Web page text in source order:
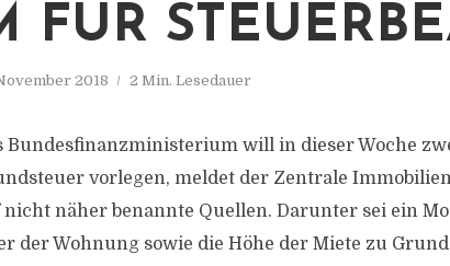
FÜR
2018 2 Min. Lesedauer
Bundesfinanzministerium will in dieser Woche
vorlegen, meldet der Zentrale
nicht näher benannte Quellen. Darunter sei ein
der Wohnung sowie die Höhe der Miete zu